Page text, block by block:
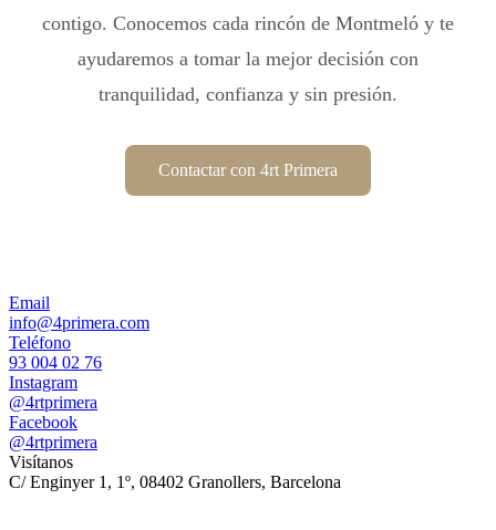
contigo. Conocemos cada rincón de Montmeló y te
ayudaremos a tomar la mejor decisión con
tranquilidad, confianza y sin presión.
Contactar con 4rt Primera
Email
info@4primera.com
Teléfono
93 004 02 76
Instagram
@4rtprimera
Facebook
@4rtprimera
Visítanos
C/ Enginyer 1, 1º, 08402 Granollers, Barcelona